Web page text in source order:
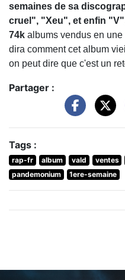
semaines de sa
cruel", "Xeu", et enfin
74k albums vendus en
dira comment cet album
on peut dire que c'est un
Partager :
Tags :
rap-fr album vald ventes
pandemonium
1ere-semaine